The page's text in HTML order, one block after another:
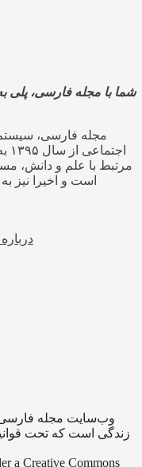
شما با مجله فارسی، پلی
مجله فارسی، سیستم
مرتبط با علم و دانش،
است و اخیرا نیز
وب‌سایت مجله
زندگی است که تحت
a Creative Commons